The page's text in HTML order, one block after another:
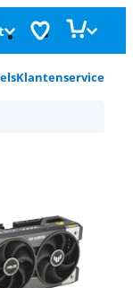
Klantenservice